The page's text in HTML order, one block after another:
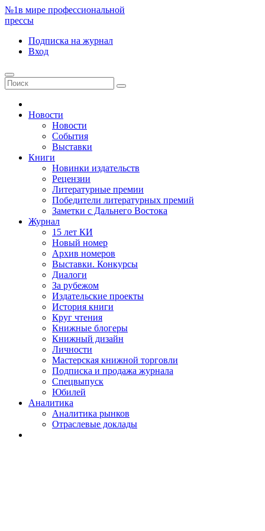
№1в мире профессиональной
прессы
Подписка на журнал
Вход
Новости
Новости
События
Выставки
Книги
Новинки издательств
Рецензии
Литературные премии
Победители литературных премий
Заметки с Дальнего Востока
Журнал
15 лет КИ
Новый номер
Архив номеров
Выставки. Конкурсы
Диалоги
За рубежом
Издательские проекты
История книги
Круг чтения
Книжные блогеры
Книжный дизайн
Личности
Мастерская книжной торговли
Подписка и продажа журнала
Спецвыпуск
Юбилей
Аналитика
Аналитика рынков
Отраслевые доклады